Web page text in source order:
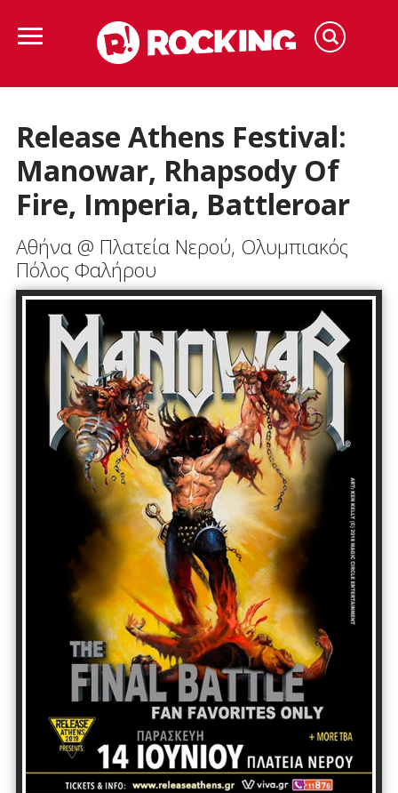
Release Athens Festival:
Manowar, Rhapsody Of
Fire, Imperia, Battleroar
Αθήνα @ Πλατεία Νερού, Ολυμπιακός
Πόλος Φαλήρου